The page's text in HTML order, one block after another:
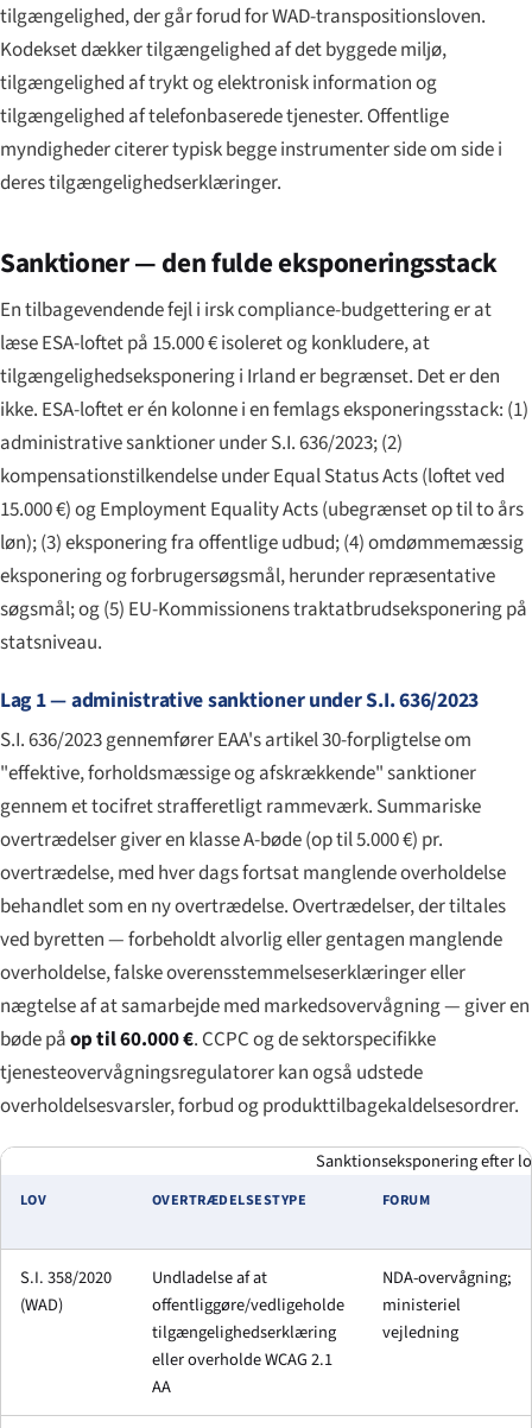
tilgængelighed, der går forud for WAD-transpositionsloven.
Kodekset dækker tilgængelighed af det byggede miljø,
tilgængelighed af trykt og elektronisk information og
tilgængelighed af telefonbaserede tjenester. Offentlige
myndigheder citerer typisk begge instrumenter side om side i
deres tilgængelighedserklæringer.
Sanktioner — den fulde eksponeringsstack
En tilbagevendende fejl i irsk compliance-budgettering er at
læse ESA-loftet på 15.000 € isoleret og konkludere, at
tilgængelighedseksponering i Irland er begrænset. Det er den
ikke. ESA-loftet er én kolonne i en femlags eksponeringsstack: (1)
administrative sanktioner under S.I. 636/2023; (2)
kompensationstilkendelse under Equal Status Acts (loftet ved
15.000 €) og Employment Equality Acts (ubegrænset op til to års
løn); (3) eksponering fra offentlige udbud; (4) omdømmemæssig
eksponering og forbrugersøgsmål, herunder repræsentative
søgsmål; og (5) EU-Kommissionens traktatbrudseksponering på
statsniveau.
Lag 1 — administrative sanktioner under S.I. 636/2023
S.I. 636/2023 gennemfører EAA's artikel 30-forpligtelse om
"effektive, forholdsmæssige og afskrækkende" sanktioner
gennem et tocifret strafferetligt rammeværk. Summariske
overtrædelser giver en klasse A-bøde (op til 5.000 €) pr.
overtrædelse, med hver dags fortsat manglende overholdelse
behandlet som en ny overtrædelse. Overtrædelser, der tiltales
ved byretten — forbeholdt alvorlig eller gentagen manglende
overholdelse, falske overensstemmelseserklæringer eller
nægtelse af at samarbejde med markedsovervågning — giver en
bøde påop til 60.000 €. CCPC og de sektorspecifikke
tjenesteovervågningsregulatorer kan også udstede
overholdelsesvarsler, forbud og produkttilbagekaldelsesordrer.
Sanktionseksponering efter
LOV OVERTRÆDELSESTYPE FORUM
S.I. 358/2020
(WAD)
Undladelse af at
offentliggøre/vedligeholde
tilgængelighedserklæring
eller overholde WCAG 2.1
AA
NDA-overvågning;
ministeriel
vejledning